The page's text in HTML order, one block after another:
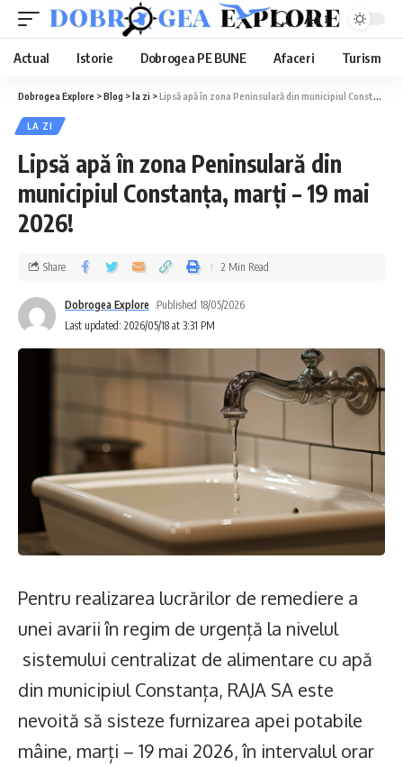
Aa
Actual Istorie Dobrogea PE BUNE Afaceri Turism
Dobrogea Explore >Blog >la zi >Lipsă apă în zona Peninsulară din municipiul Constanța, marți – 19 mai 2026!
LA ZI
Lipsă apă în zona Peninsulară din
municipiul Constanța, marți – 19 mai
2026!
Last updated: 2026/05/18 at 3:31 PM
Dobrogea Explore Published 18/05/2026
Share 2 Min Read
Pentru realizarea lucrărilor de remediere a
unei avarii în regim de urgență la nivelul
sistemului centralizat de alimentare cu apă
din municipiul Constanța, RAJA SA este
nevoită să sisteze furnizarea apei potabile
mâine, marți – 19 mai 2026, în intervalul orar